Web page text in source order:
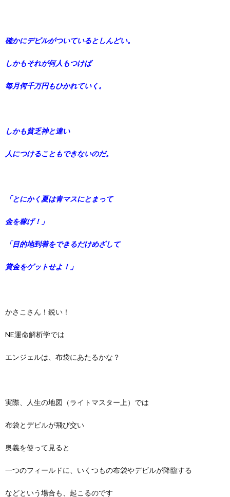
確かにデビルがついているとしんどい。
しかもそれが何人もつけば
毎月何千万円もひかれていく。
しかも貧乏神と違い
人につけることもできないのだ。
「とにかく夏は青マスにとまって
金を稼げ！」
「目的地到着をできるだけめざして
賞金をゲットせよ！」
かさこさん！鋭い！
NE運命解析学では
エンジェルは、布袋にあたるかな？
実際、人生の地図（ライトマスター上）では
布袋とデビルが飛び交い
奥義を使って見ると
一つのフィールドに、いくつもの布袋やデビルが降臨する
などという場合も、起こるのです